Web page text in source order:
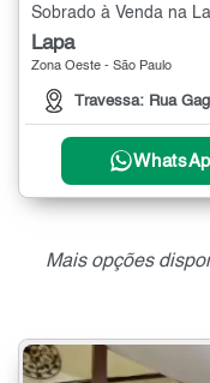
Sobrado à Venda na
Lapa
Zona Oeste - São Paulo
Travessa: Rua Gago
Mais opções